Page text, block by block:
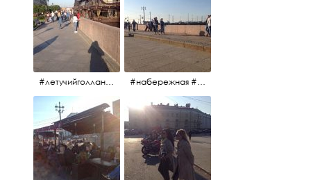
#летучийголландец #набережнаяневы #набережная #людигуляют #биржевоймост